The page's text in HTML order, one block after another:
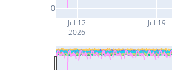
Jul 12
2026
Jul 19
0